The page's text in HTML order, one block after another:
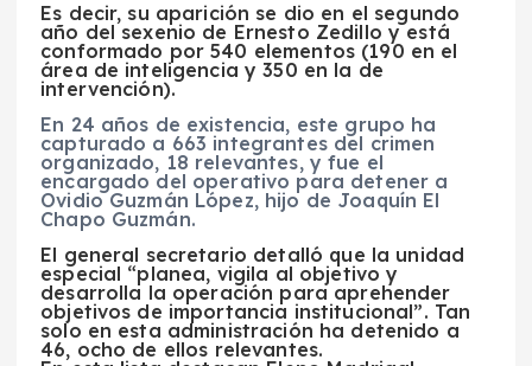
Es decir, su aparición se dio en el segundo
año del sexenio de Ernesto Zedillo y está
conformado por 540 elementos (190 en el
área de inteligencia y 350 en la de
intervención).
En 24 años de existencia, este grupo ha
capturado a 663 integrantes del crimen
organizado, 18 relevantes, y fue el
encargado del operativo para detener a
Ovidio Guzmán López, hijo de Joaquín El
Chapo Guzmán.
El general secretario detalló que la unidad
especial “planea, vigila al objetivo y
desarrolla la operación para aprehender
objetivos de importancia institucional”. Tan
solo en esta administración ha detenido a
46, ocho de ellos relevantes.